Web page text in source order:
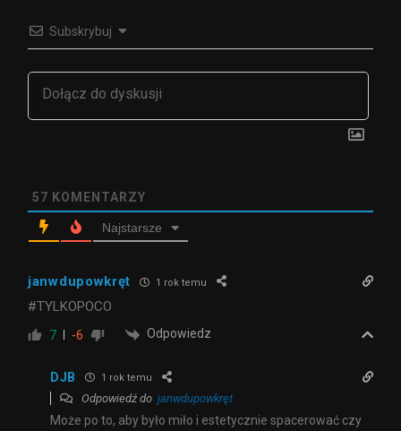
Subskrybuj
57 KOMENTARZY
Najstarsze
janwdupowkręt 1 rok temu
#TYLKOPOCO
7 -6 Odpowiedz
DJB 1 rok temu
Odpowiedź do janwdupowkręt
Może po to, aby było miło i estetycznie spacerować czy